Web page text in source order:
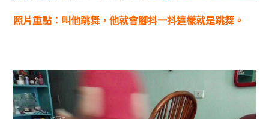
照片重點：叫他跳舞，他就會腳抖一抖這樣就是跳舞。